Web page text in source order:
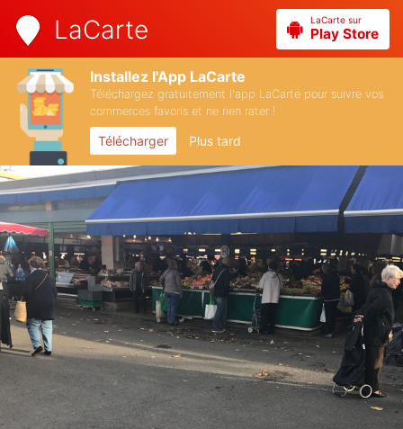
LaCarte LaCarte sur
Play Store
Installez l'App LaCarte
Téléchargez gratuitement l'app LaCarte pour suivre vos
commerces favoris et ne rien rater !
Télécharger Plus tard